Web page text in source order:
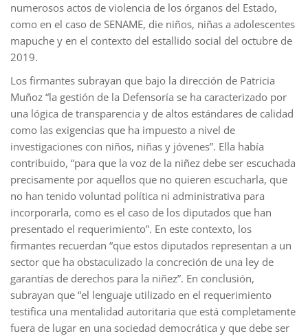
numerosos actos de violencia de los órganos del Estado,
como en el caso de SENAME, die niños, niñas a adolescentes
mapuche y en el contexto del estallido social del octubre de
2019.
Los firmantes subrayan que bajo la dirección de Patricia
Muñoz “la gestión de la Defensoría se ha caracterizado por
una lógica de transparencia y de altos estándares de calidad
como las exigencias que ha impuesto a nivel de
investigaciones con niños, niñas y jóvenes”. Ella había
contribuido, “para que la voz de la niñez debe ser escuchada
precisamente por aquellos que no quieren escucharla, que
no han tenido voluntad política ni administrativa para
incorporarla, como es el caso de los diputados que han
presentado el requerimiento”. En este contexto, los
firmantes recuerdan “que estos diputados representan a un
sector que ha obstaculizado la concreción de una ley de
garantías de derechos para la niñez”. En conclusión,
subrayan que “el lenguaje utilizado en el requerimiento
testifica una mentalidad autoritaria que está completamente
fuera de lugar en una sociedad democrática y que debe ser